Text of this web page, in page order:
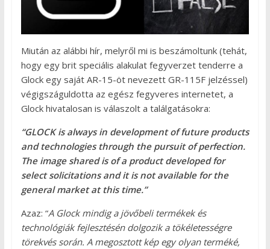
Miután az alábbi hír, melyről mi is beszámoltunk (tehát,
hogy egy brit speciális alakulat fegyverzet tenderre a
Glock egy saját AR-15-öt nevezett GR-115F jelzéssel)
végigszáguldotta az egész fegyveres internetet, a
Glock hivatalosan is válaszolt a találgatásokra:
“GLOCK is always in development of future products
and technologies through the pursuit of perfection.
The image shared is of a product developed for
select solicitations and it is not available for the
general market at this time.”
Azaz: “A Glock mindig a jövőbeli termékek és
technológiák fejlesztésén dolgozik a tökéletességre
törekvés során. A megosztott kép egy olyan terméké,